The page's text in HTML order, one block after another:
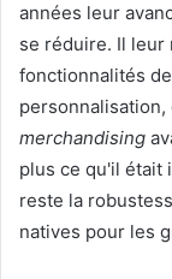
années leur
se réduire. Il leur
fonctionnalités de
merchandising
plus ce qu'il était
reste la
natives pour les